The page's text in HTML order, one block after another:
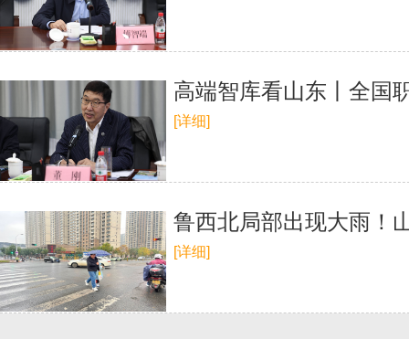
高端智库看山东丨全国
[详细]
鲁西北局部出现大雨！
[详细]